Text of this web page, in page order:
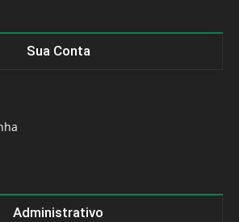
Sua Conta
Administrativo